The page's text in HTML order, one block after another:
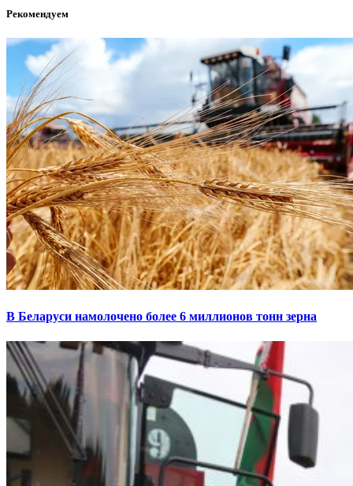
Рекомендуем
В Беларуси намолочено более 6 миллионов тонн зерна